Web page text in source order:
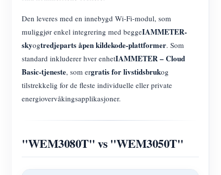
Den leveres med en innebygd Wi-Fi-modul, som
muliggjør enkel integrering med beggeIAMMETER-
skyogtredjeparts åpen kildekode-plattformer. Som
standard inkluderer hver enhetIAMMETER – Cloud
Basic-tjeneste, som ergratis for livstidsbrukog
tilstrekkelig for de fleste individuelle eller private
energiovervåkingsapplikasjoner.
"WEM3080T" vs "WEM3050T"